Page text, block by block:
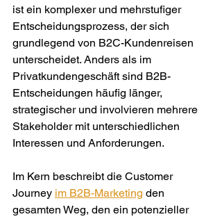
ist ein komplexer und mehrstufiger
Entscheidungsprozess, der sich
grundlegend von B2C-Kundenreisen
unterscheidet. Anders als im
Privatkundengeschäft sind B2B-
Entscheidungen häufig länger,
strategischer und involvieren mehrere
Stakeholder mit unterschiedlichen
Interessen und Anforderungen.
Im Kern beschreibt die Customer
Journey im B2B-Marketing den
gesamten Weg, den ein potenzieller